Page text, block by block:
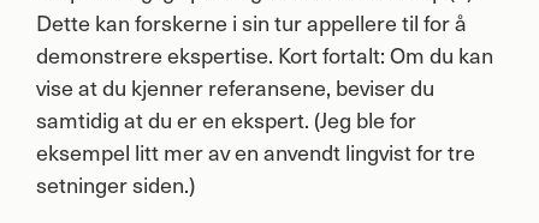
Dette kan forskerne i sin tur appellere til for å
demonstrere ekspertise. Kort fortalt: Om du kan
vise at du kjenner referansene, beviser du
samtidig at du er en ekspert. (Jeg ble for
eksempel litt mer av en anvendt lingvist for tre
setninger siden.)